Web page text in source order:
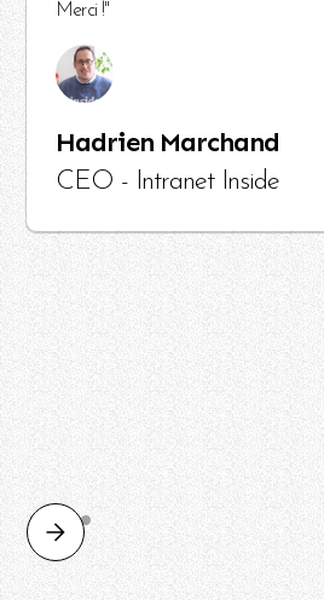
Merci !"
Hadrien Marchand
CEO - Intranet Inside